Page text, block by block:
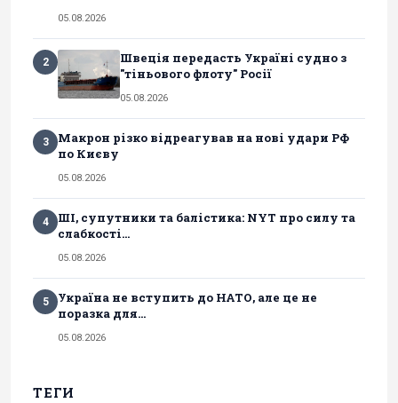
05.08.2026
2
Швеція передасть Україні судно з
"тіньового флоту" Росії
05.08.2026
3
Макрон різко відреагував на нові удари РФ
по Києву
05.08.2026
4
ШІ, супутники та балістика: NYT про силу та
слабкості...
05.08.2026
5
Україна не вступить до НАТО, але це не
поразка для...
05.08.2026
ТЕГИ